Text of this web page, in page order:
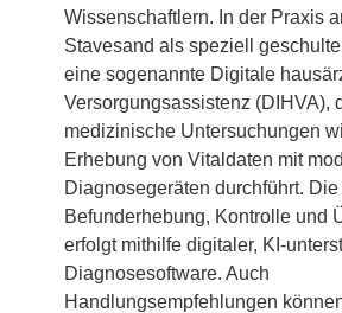
Wissenschaftlern. In der Praxis
Stavesand als speziell
eine sogenannte Digitale
Versorgungsassistenz (DIHVA),
medizinische Untersuchungen
Erhebung von Vitaldaten mit
Diagnosegeräten durchführt. Die
Befunderhebung, Kontrolle und
erfolgt mithilfe digitaler, KI-
Diagnosesoftware. Auch
Handlungsempfehlungen